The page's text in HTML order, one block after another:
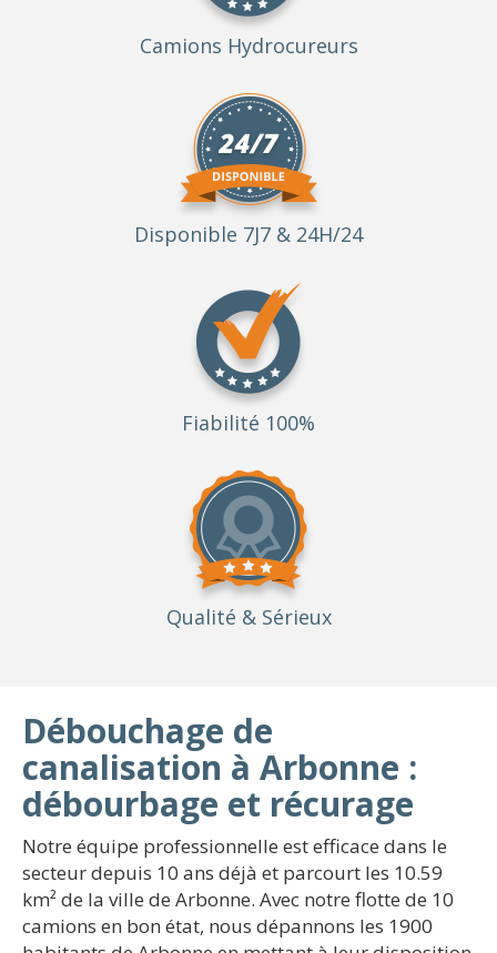
Camions Hydrocureurs
Disponible 7J7 & 24H/24
Fiabilité 100%
Qualité & Sérieux
Débouchage de
canalisation à Arbonne :
débourbage et récurage
Notre équipe professionnelle est efficace dans le
secteur depuis 10 ans déjà et parcourt les 10.59
km² de la ville de Arbonne. Avec notre flotte de 10
camions en bon état, nous dépannons les 1900